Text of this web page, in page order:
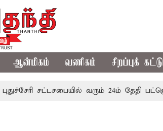
ஆன்மிகம் வணிகம் சிறப்புக்
சட்டசபையில் வரும் 24ம் தேதி பட்ஜெட்